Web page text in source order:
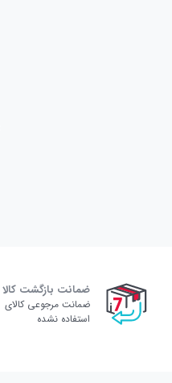
ضمانت بازگشت کالا
ضمانت مرجوعی کالای
استفاده نشده